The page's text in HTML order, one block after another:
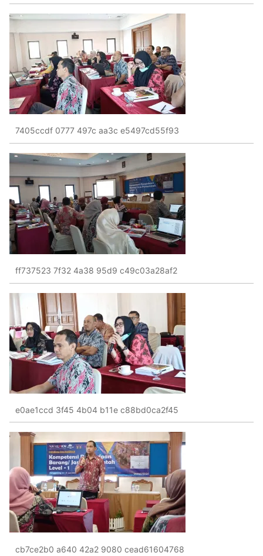
7405ccdf 0777 497c aa3c e5497cd55f93
ff737523 7f32 4a38 95d9 c49c03a28af2
e0ae1ccd 3f45 4b04 b11e c88bd0ca2f45
cb7ce2b0 a640 42a2 9080 cead61604768